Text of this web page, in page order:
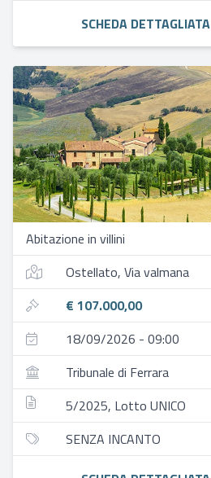
SCHEDA DETTAGLIATA
Abitazione in villini
Ostellato, Via valmana
€ 107.000,00
18/09/2026 - 09:00
Tribunale di Ferrara
5/2025, Lotto UNICO
SENZA INCANTO